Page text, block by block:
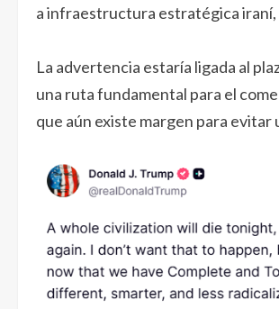
a infraestructura estratégica iraní,
La advertencia estaría ligada al
una ruta fundamental para el
que aún existe margen para